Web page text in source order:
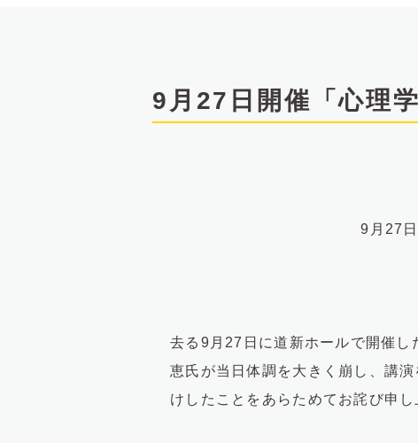
9月27日開催「心理
9月27
去る9月27日に道新ホールで開催し
恵氏が当日体調を大きく崩し、講
けしたことをあらためてお詫び申